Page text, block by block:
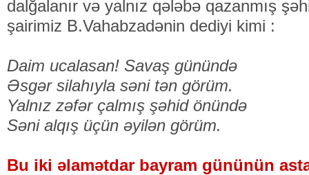
dalğalanır və yalnız qələbə qazanmış
şairimiz B.Vahabzadənin dediyi kimi :
Daim ucalasan! Savaş günündə
Əsgər silahıyla səni tən görüm.
Yalnız zəfər çalmış şəhid önündə
Səni alqış üçün əyilən görüm.
Bu iki əlamətdar bayram gününün